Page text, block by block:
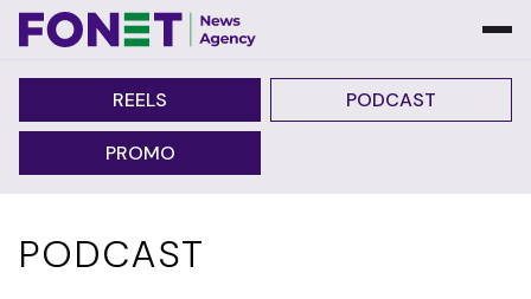
REELS PODCAST
PROMO
PODCAST